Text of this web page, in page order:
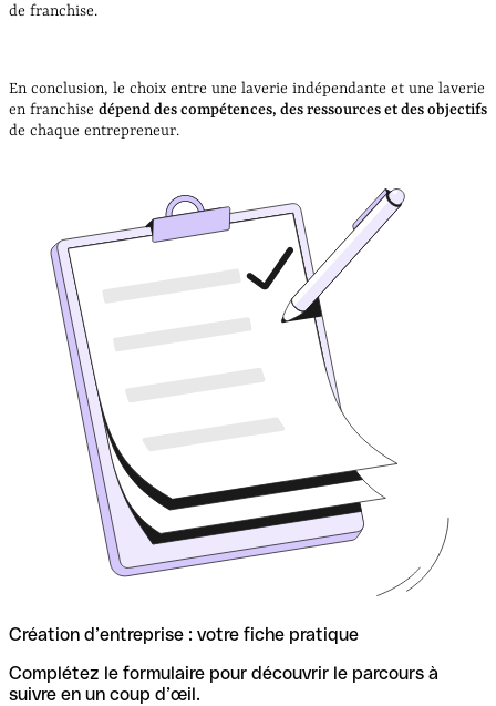
de franchise.
En conclusion, le choix entre une laverie indépendante et une laverie
en franchise dépend des compétences, des ressources et des objectifs
de chaque entrepreneur.
Création d’entreprise : votre fiche pratique
Complétez le formulaire pour découvrir le parcours à
suivre en un coup d’œil.